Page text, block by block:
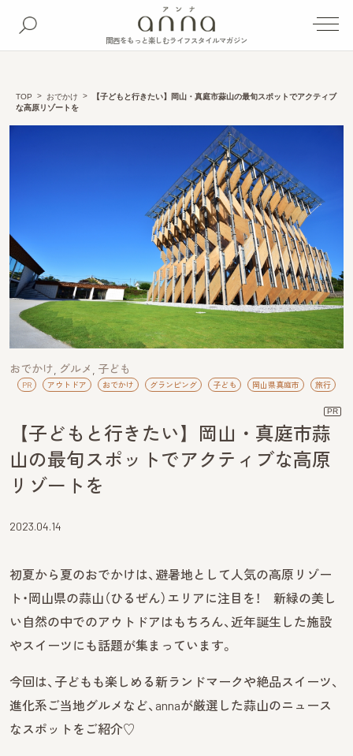
関西をもっと楽しむライフスタイルマガジン
TOP おでかけ
【子どもと行きたい】岡山・真庭市蒜山の最旬スポットでアクティブ
な高原リゾートを
おでかけ グルメ 子ども
PR アウトドア おでかけ グランピング 子ども 岡山県真庭市 旅行
PR
【子どもと行きたい】岡山・真庭市蒜
山の最旬スポットでアクティブな高原
リゾートを
2023.04.14
初夏から夏のおでかけは、避暑地として人気の高原リゾー
ト・岡山県の蒜山（ひるぜん）エリアに注目を！ 新緑の美し
い自然の中でのアウトドアはもちろん、近年誕生した施設
やスイーツにも話題が集まっています。
今回は、子どもも楽しめる新ランドマークや絶品スイーツ、
進化系ご当地グルメなど、annaが厳選した蒜山のニュース
なスポットをご紹介♡